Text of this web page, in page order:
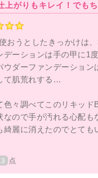
上がりもキレイ！でも
おうとしたきっかけは
ーションは手の甲に1
ダーファンデーション
て肌荒れする…
色々調べてこのリキッド
ので手が汚れる心配も
綺麗に消えたのでとても
結構硬いイメージがあ
とスッと馴染むという
点